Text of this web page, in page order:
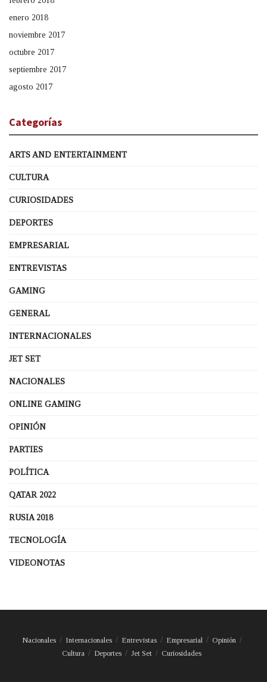
enero 2018
noviembre 2017
octubre 2017
septiembre 2017
agosto 2017
Categorías
ARTS AND ENTERTAINMENT
CULTURA
CURIOSIDADES
DEPORTES
EMPRESARIAL
ENTREVISTAS
GAMING
GENERAL
INTERNACIONALES
JET SET
NACIONALES
ONLINE GAMING
OPINIÓN
PARTIES
POLÍTICA
QATAR 2022
RUSIA 2018
TECNOLOGÍA
VIDEONOTAS
Nacionales Internacionales Entrevistas Empresarial
Opinión
Cultura
Deportes Jet Set Curiosidades